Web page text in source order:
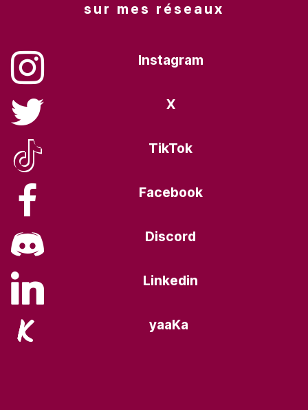
sur mes réseaux
Instagram
X
TikTok
Facebook
Discord
Linkedin
yaaKa